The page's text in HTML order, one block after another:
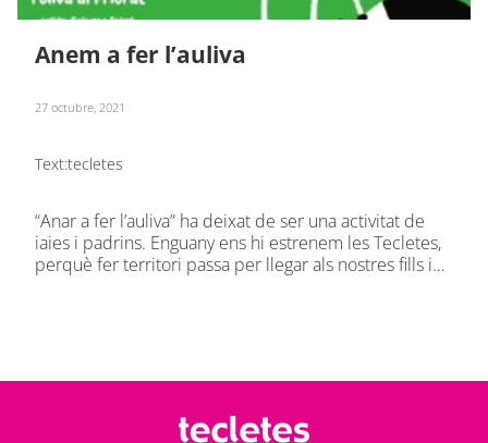
Anem a fer l’auliva
27 octubre, 2021
Text:tecletes
“Anar a fer l’auliva” ha deixat de ser una activitat de
iaies i padrins. Enguany ens hi estrenem les Tecletes,
perquè fer territori passa per llegar als nostres fills i…